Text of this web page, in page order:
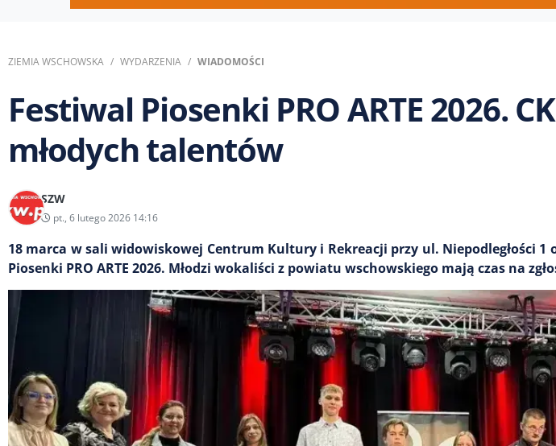
ZIEMIA WSCHOWSKA WYDARZENIA WIADOMOŚCI
Festiwal Piosenki PRO ARTE 2026.
młodych talentów
SZW
pt., 6 lutego 2026 14:16
18 marca w sali widowiskowej Centrum Kultury i Rekreacji przy ul. Niepodległości 1
Piosenki PRO ARTE 2026. Młodzi wokaliści z powiatu wschowskiego mają czas na